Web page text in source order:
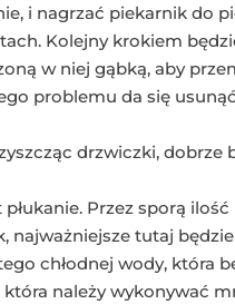
i nagrzać piekarnik do
Kolejny krokiem
w niej gąbką, aby
problemu da się
drzwiczki, dobrze
Przez sporą ilość
najważniejsze tutaj
chłodnej wody, która
należy wykonywać